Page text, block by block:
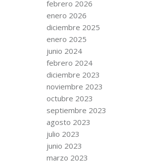
febrero 2026
enero 2026
diciembre 2025
enero 2025
junio 2024
febrero 2024
diciembre 2023
noviembre 2023
octubre 2023
septiembre 2023
agosto 2023
julio 2023
junio 2023
marzo 2023